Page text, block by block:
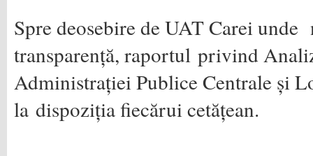
Spre deosebire de UAT Carei unde
transparență, raportul privind
Administrației Publice Centrale și
la dispoziția fiecărui cetățean.